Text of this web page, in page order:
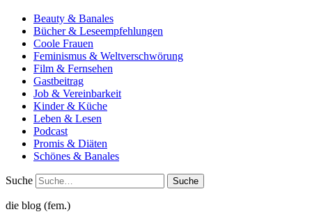
Beauty & Banales
Bücher & Leseempfehlungen
Coole Frauen
Feminismus & Weltverschwörung
Film & Fernsehen
Gastbeitrag
Job & Vereinbarkeit
Kinder & Küche
Leben & Lesen
Podcast
Promis & Diäten
Schönes & Banales
Suche
die blog (fem.)